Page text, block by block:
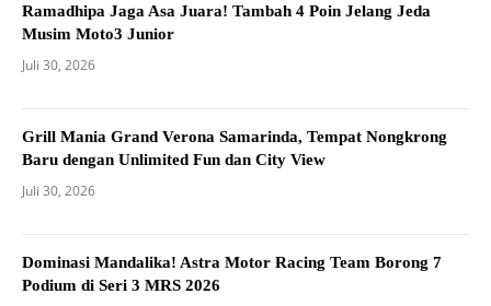
Ramadhipa Jaga Asa Juara! Tambah 4 Poin Jelang Jeda
Musim Moto3 Junior
Juli 30, 2026
Grill Mania Grand Verona Samarinda, Tempat Nongkrong
Baru dengan Unlimited Fun dan City View
Juli 30, 2026
Dominasi Mandalika! Astra Motor Racing Team Borong 7
Podium di Seri 3 MRS 2026